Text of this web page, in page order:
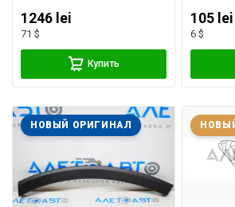
1246 lei
71 $
Купить
105 lei
6 $
НОВЫЙ ОРИГИНАЛ